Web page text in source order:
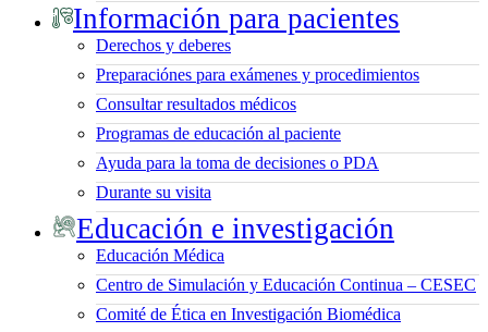
Información para pacientes
Derechos y deberes
Preparaciónes para exámenes y procedimientos
Consultar resultados médicos
Programas de educación al paciente
Ayuda para la toma de decisiones o PDA
Durante su visita
Educación e investigación
Educación Médica
Centro de Simulación y Educación Continua – CESEC
Comité de Ética en Investigación Biomédica